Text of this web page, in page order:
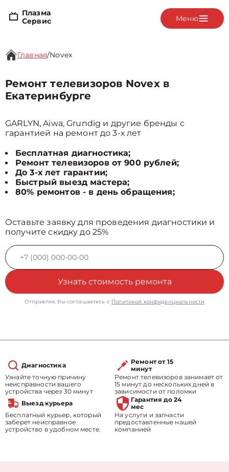
Плазма
Сервис
Меню
Главная/Novex
Ремонт телевизоров Novex в
Екатеринбурге
GARLYN, Aiwa, Grundig и другие бренды с
гарантией на ремонт до 3-х лет
Бесплатная диагностика;
Ремонт телевизоров от 900 рублей;
До 3-х лет гарантии;
Быстрый выезд мастера;
80% ремонтов - в день обращения;
Оставьте заявку для проведения диагностики и
получите скидку до 25%
Узнать стоимость ремонта
Отправляя, Вы соглашаетесь с Политикой конфиденциальности
Диагностика
Узнайте точную причину
неисправности вашего
устройства через 30 минут
Ремонт от 15
минут
Ремонт телевизоров занимает от
15 минут до нескольких дней в
зависимости от поломки
Выезд курьера
Бесплатный курьер, который
заберет неисправное
устройство в удобном месте.
Гарантия до 24
мес
На услуги и запчасти
предоставленные нашей
компанией